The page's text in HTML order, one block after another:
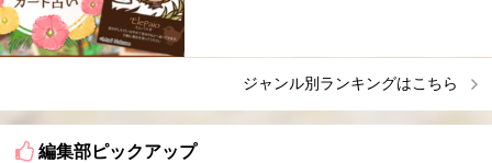
ジャンル別ランキングはこちら
編集部ピックアップ